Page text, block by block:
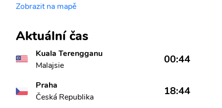
Zobrazit na mapě
Aktuální čas
Kuala Terengganu
Malajsie
00:44
Praha
Česká Republika
18:44